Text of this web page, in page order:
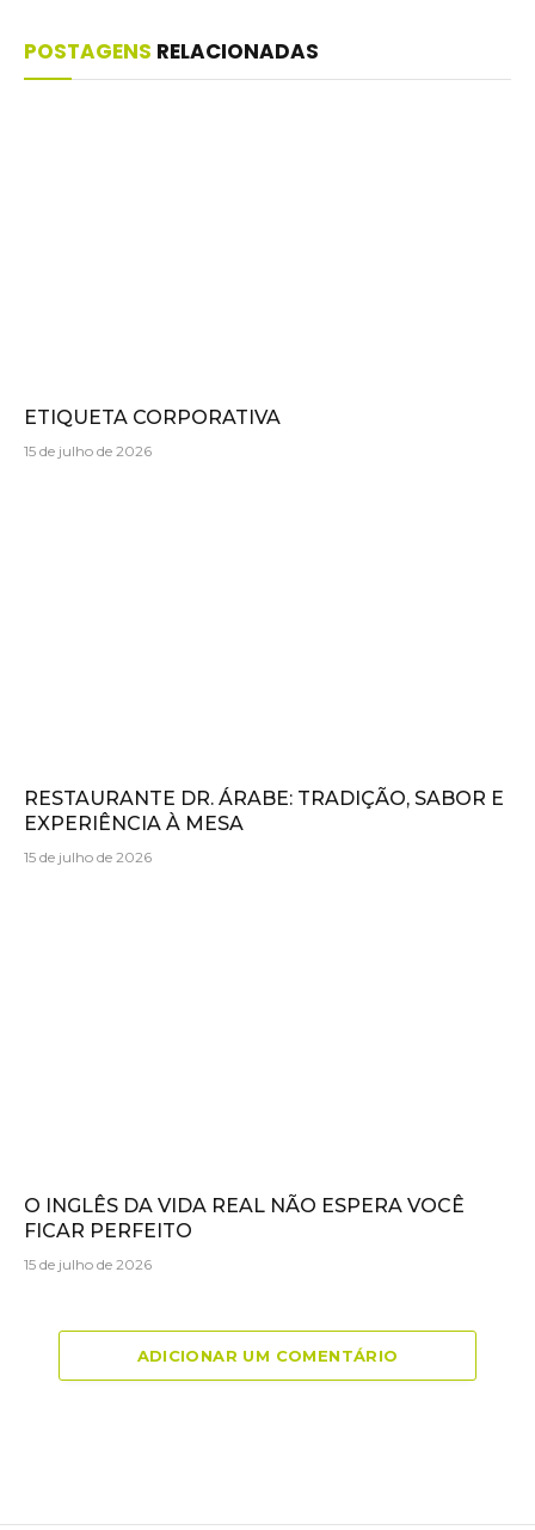
POSTAGENS RELACIONADAS
ETIQUETA CORPORATIVA
15 de julho de 2026
RESTAURANTE DR. ÁRABE: TRADIÇÃO, SABOR E
EXPERIÊNCIA À MESA
15 de julho de 2026
O INGLÊS DA VIDA REAL NÃO ESPERA VOCÊ
FICAR PERFEITO
15 de julho de 2026
ADICIONAR UM COMENTÁRIO